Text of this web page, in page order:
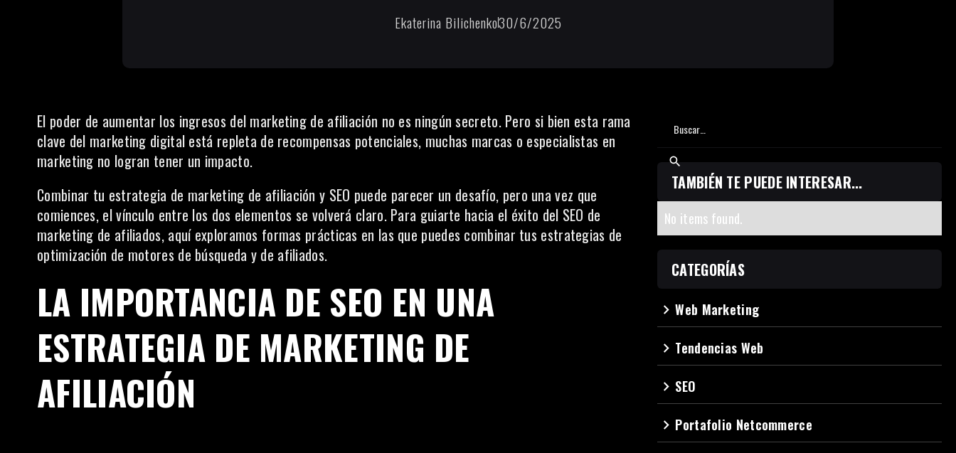
Ekaterina Bilichenko30/6/2025
El poder de aumentar los ingresos del marketing de afiliación no es ningún secreto. Pero si bien esta rama
clave del marketing digital está repleta de recompensas potenciales, muchas marcas o especialistas en
marketing no logran tener un impacto.
Combinar tu estrategia de marketing de afiliación y SEO puede parecer un desafío, pero una vez que
comiences, el vínculo entre los dos elementos se volverá claro. Para guiarte hacia el éxito del SEO de
marketing de afiliados, aquí exploramos formas prácticas en las que puedes combinar tus estrategias de
optimización de motores de búsqueda y de afiliados.
LA IMPORTANCIA DE SEO EN UNA
ESTRATEGIA DE MARKETING DE
AFILIACIÓN
TAMBIÉN TE PUEDE INTERESAR...
No items found.
CATEGORÍAS
navigate_nextWeb Marketing
navigate_next Tendencias Web
navigate_next SEO
navigate_next Portafolio Netcommerce